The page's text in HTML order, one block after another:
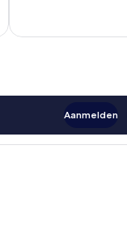
beoordelingen
Aanmelden